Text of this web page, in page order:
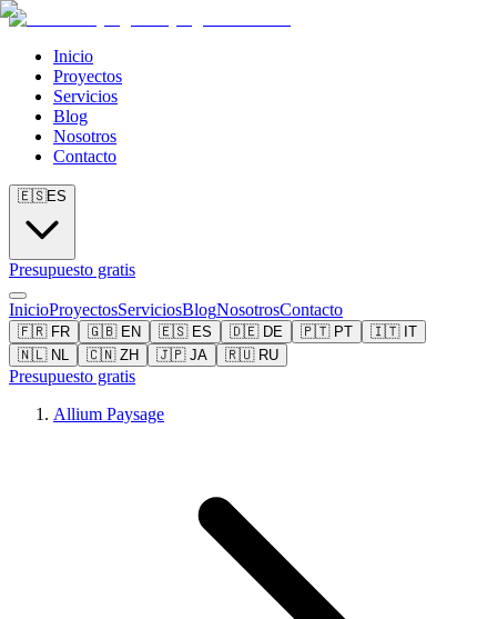
Inicio
Proyectos
Servicios
Blog
Nosotros
Contacto
🇪🇸ES
Presupuesto gratis
InicioProyectosServiciosBlogNosotrosContacto
🇫🇷 FR 🇬🇧 EN 🇪🇸 ES 🇩🇪 DE 🇵🇹 PT 🇮🇹 IT
🇳🇱 NL 🇨🇳 ZH 🇯🇵 JA 🇷🇺 RU
Presupuesto gratis
Allium Paysage